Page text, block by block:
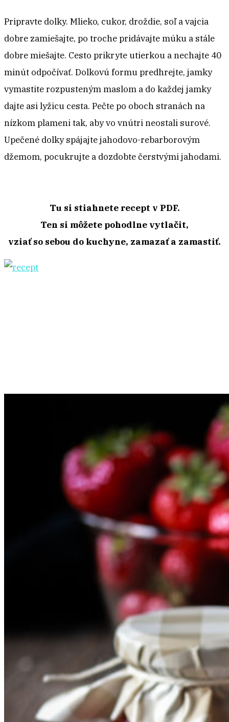
Pripravte dolky. Mlieko, cukor, droždie, soľ a vajcia
dobre zamiešajte, po troche pridávajte múku a stále
dobre miešajte. Cesto prikryte utierkou a nechajte 40
minút odpočívať. Dolkovú formu predhrejte, jamky
vymastite rozpusteným maslom a do každej jamky
dajte asi lyžicu cesta. Pečte po oboch stranách na
nízkom plameni tak, aby vo vnútri neostali surové.
Upečené dolky spájajte jahodovo-rebarborovým
džemom, pocukrujte a dozdobte čerstvými jahodami.
Tu si stiahnete recept v PDF.
Ten si môžete pohodlne vytlačit,
vziať so sebou do kuchyne, zamazať a zamastiť.